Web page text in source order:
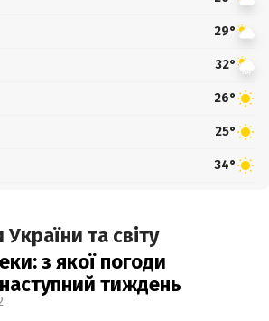
29°
32°
26°
25°
34°
та світу
з якої погоди
тиждень